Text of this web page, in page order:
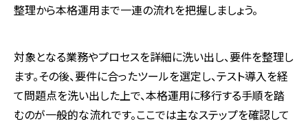
整理から本格運用まで一連の流れを把握しましょう。
対象となる業務やプロセスを詳細に洗い出し、要件を整理し
ます。その後、要件に合ったツールを選定し、テスト導入を経
て問題点を洗い出した上で、本格運用に移行する手順を踏
むのが一般的な流れです。ここでは主なステップを確認して